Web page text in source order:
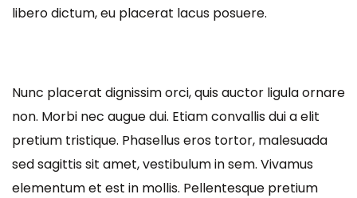
libero dictum, eu placerat lacus posuere.
Nunc placerat dignissim orci, quis auctor ligula ornare
non. Morbi nec augue dui. Etiam convallis dui a elit
pretium tristique. Phasellus eros tortor, malesuada
sed sagittis sit amet, vestibulum in sem. Vivamus
elementum et est in mollis. Pellentesque pretium